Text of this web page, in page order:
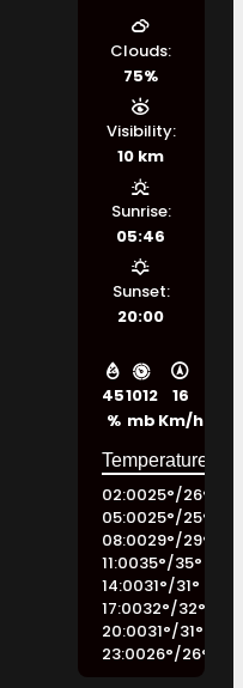
45
%
1012
mb
16
Km/h
Clouds:
75%
Visibility:
10 km
Sunrise:
05:46
Sunset:
20:00
02:0025°/26°
05:0025°/25°
08:0029°/29°
11:0035°/35°
14:0031°/31°
17:0032°/32°
20:0031°/31°
23:0026°/26°